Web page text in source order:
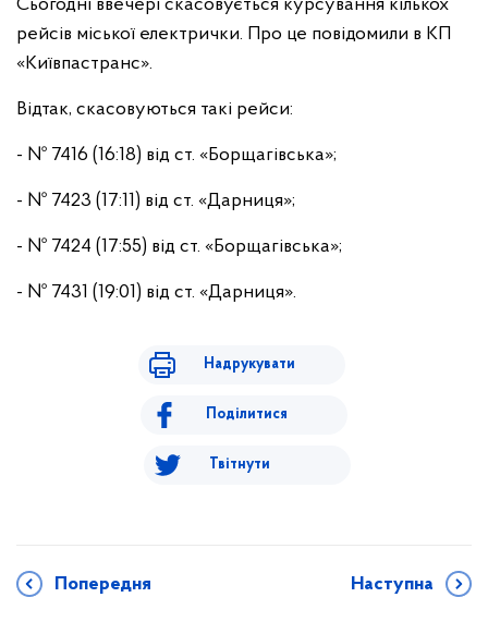
Сьогодні ввечері скасовується курсування кількох
рейсів міської електрички. Про це повідомили в КП
«Київпастранс».
Відтак, скасовуються такі рейси:
- № 7416 (16:18) від ст. «Борщагівська»;
- № 7423 (17:11) від ст. «Дарниця»;
- № 7424 (17:55) від ст. «Борщагівська»;
- № 7431 (19:01) від ст. «Дарниця».
Надрукувати
Поділитися
Твітнути
Попередня Наступна